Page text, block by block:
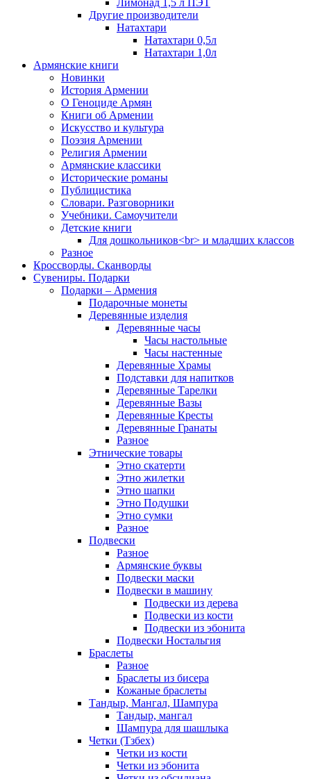
Лимонад 1,5 л ПЭТ
Другие производители
Натахтари
Натахтари 0,5л
Натахтари 1,0л
Армянские книги
Новинки
История Армении
О Геноциде Армян
Книги об Армении
Иcкусство и культура
Поэзия Армении
Религия Армении
Армянские классики
Исторические романы
Публицистика
Словари. Разговорники
Учебники. Самоучители
Детские книги
Для дошкольников<br> и младших классов
Разное
Кроссворды. Сканворды
Сувениры. Подарки
Подарки – Армения
Подарочные монеты
Деревянные изделия
Деревянные часы
Часы настольные
Часы настенные
Деревянные Храмы
Подставки для напитков
Деревянные Тарелки
Деревянные Вазы
Деревянные Кресты
Деревянные Гранаты
Разное
Этнические товары
Этно скатерти
Этно жилетки
Этно шапки
Этно Подушки
Этно сумки
Разное
Подвески
Разное
Армянские буквы
Подвески маски
Подвески в машину
Подвески из дерева
Подвески из кости
Подвески из эбонита
Подвески Ностальгия
Браслеты
Разное
Браслеты из бисера
Кожаные браслеты
Тандыр, Мангал, Шампура
Тандыр, мангал
Шампура для шашлыка
Четки (Тзбех)
Четки из кости
Четки из эбонита